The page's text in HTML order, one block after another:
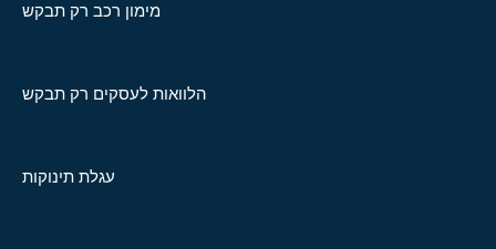
מימון רכב רק תבקש
הלוואות לעסקים רק תבקש
עגלת תינוקות